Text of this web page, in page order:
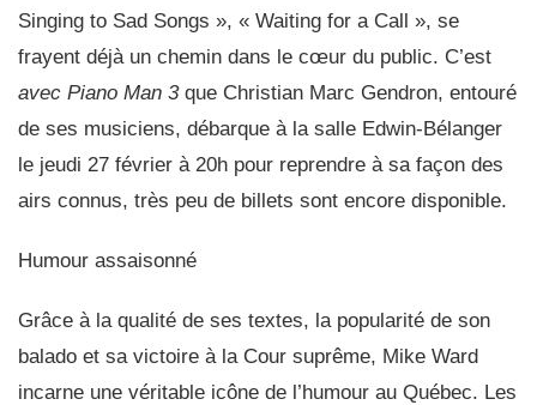
Singing to Sad Songs », « Waiting for a Call », se
frayent déjà un chemin dans le cœur du public. C’est
avec Piano Man 3que Christian Marc Gendron, entouré
de ses musiciens, débarque à la salle Edwin-Bélanger
le jeudi 27 février à 20h pour reprendre à sa façon des
airs connus, très peu de billets sont encore disponible.
Humour assaisonné
Grâce à la qualité de ses textes, la popularité de son
balado et sa victoire à la Cour suprême, Mike Ward
incarne une véritable icône de l’humour au Québec. Les